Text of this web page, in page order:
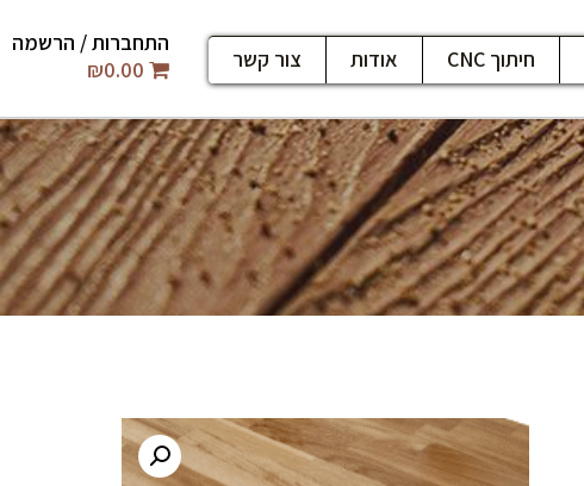
חיתוך CNC אודות צור קשר
התחברות / הרשמה
₪0.00